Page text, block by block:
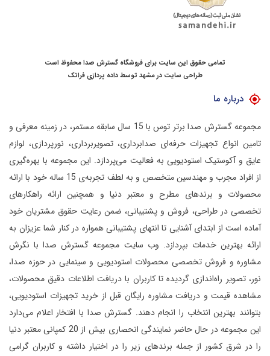
تمامی حقوق این سایت برای فروشگاه گسترش صدا محفوظ است
طراحی سایت در مشهد توسطداده پردازی فراتک
درباره ما
مجموعه گسترش صدا برتر توس با 15 سال سابقه مستمر، در زمینه معرفی و
تامین انواع تجهیزات حرفه‌ای صدابرداری، تصویربرداری، نورپردازی، لوازم
عایق و آکوستیک استودیویی به فعالیت می‌پردازد. این مجموعه با بهره‌گیری
از افراد مجرب و مهندسین متخصص و به لطف تجربه‌ی 15 ساله خود با ارائه
محصولات و برندهای مطرح و معتبر دنیا و همچنین ارائه راهکارهای
تخصصی در طراحی، فروش و پشتیبانی، ضمن رعایت حقوق مشتریان خود
آماده است از ابتدای آشنایی تا انتهای پشتیبانی همواره در کنار شما عزیزان به
ارائه بهترین خدمات بپردازد. وب سایت مجموعه گسترش صدا با نگرش
مشاوره و فروش تخصصی محصولات استودیویی و سینمایی در حوزه صدا،
نور، تصویر راه‌اندازی گردیده تا کاربران با دریافت اطلاعات دقیق محصولات،
مشاهده قیمت و دریافت مشاوره رایگان قبل از خرید تجهیزات استودیویی،
بتوانند بهترین انتخاب را انجام دهند. گسترش صدا با افتخار اعلام می‌دارد
این مجموعه در حال حاضر نمایندگی انحصاری بیش از 20 کمپانی معتبر دنیا
را در شرق کشور از جمله برندهای زیر را در اختیار داشته و کاربران گرامی